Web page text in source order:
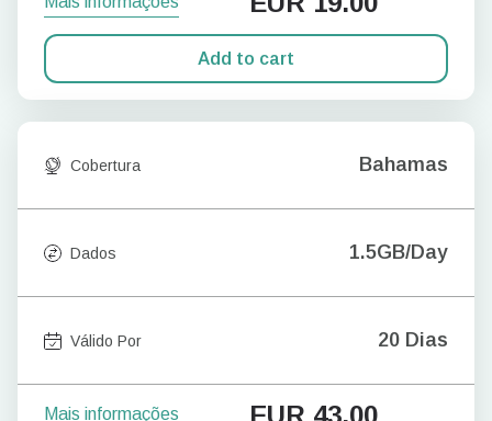
Add to cart
Cobertura Bahamas
Dados 1.5GB/Day
Válido Por 20 Dias
Mais informações EUR 43.00